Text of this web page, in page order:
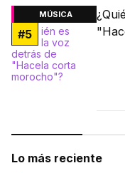
MÚSICA
#5
Lo más reciente